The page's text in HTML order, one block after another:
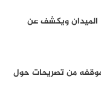
الميدان ويكشف عن
من تصريحات حول